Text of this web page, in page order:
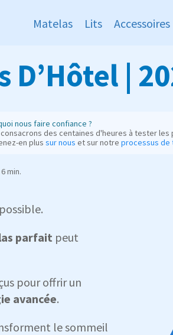
Matelas Lits Accessoires
|
nous faire confiance ?
consacrons des centaines d'heures à tester
en plus sur nous et sur notre processus de
6 min.
parfait peut
pour offrir un
avancée.
le sommeil